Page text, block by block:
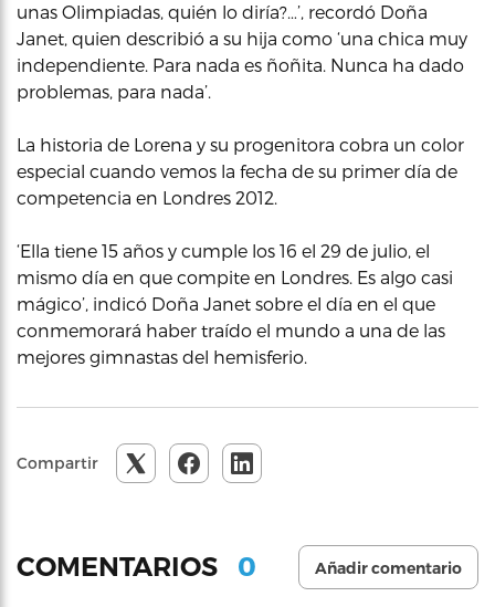
unas Olimpiadas, quién lo diría?…’, recordó Doña
Janet, quien describió a su hija como ‘una chica muy
independiente. Para nada es ñoñita. Nunca ha dado
problemas, para nada’.
La historia de Lorena y su progenitora cobra un color
especial cuando vemos la fecha de su primer día de
competencia en Londres 2012.
‘Ella tiene 15 años y cumple los 16 el 29 de julio, el
mismo día en que compite en Londres. Es algo casi
mágico’, indicó Doña Janet sobre el día en el que
conmemorará haber traído el mundo a una de las
mejores gimnastas del hemisferio.
Compartir
COMENTARIOS 0 Añadir comentario